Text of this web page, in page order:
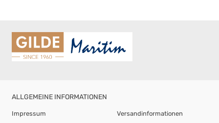
ALLGEMEINE INFORMATIONEN
Impressum Versandinformationen